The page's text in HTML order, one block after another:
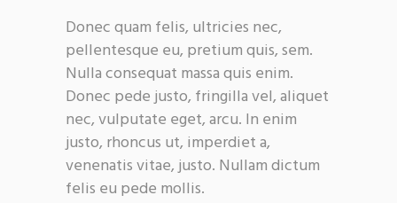
Donec quam felis, ultricies nec,
pellentesque eu, pretium quis, sem.
Nulla consequat massa quis enim.
Donec pede justo, fringilla vel, aliquet
nec, vulputate eget, arcu. In enim
justo, rhoncus ut, imperdiet a,
venenatis vitae, justo. Nullam dictum
felis eu pede mollis.